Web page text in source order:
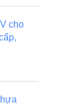
cho